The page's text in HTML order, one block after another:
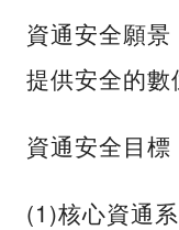
資通安全願景
提供安全的數
資通安全目標
(1)核心資通